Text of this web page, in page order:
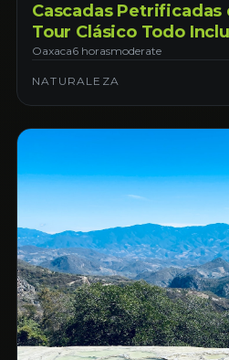
Cascadas Petrificadas
Tour Clásico Todo
Oaxaca6 horasmoderate
NATURALEZA